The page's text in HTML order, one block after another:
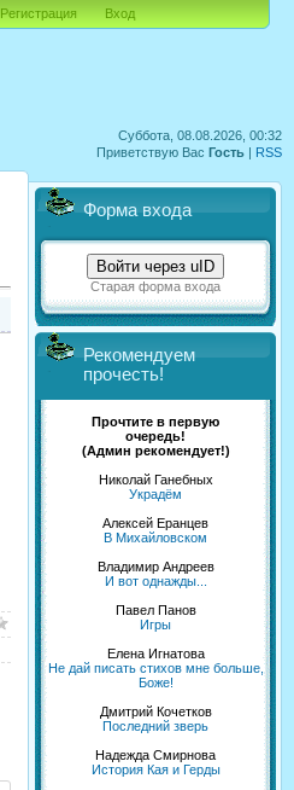
Суббота, 08.08.2026, 00:32
Приветствую Вас Гость | RSS
Регистрация Вход
Форма входа
Войти через uID
Старая форма входа
Рекомендуем
прочесть!
Прочтите в первую
очередь!
(Админ рекомендует!)
Николай Ганебных
Украдём
Алексей Еранцев
В Михайловском
Владимир Андреев
И вот однажды...
Павел Панов
Игры
Елена Игнатова
Не дай писать стихов мне больше,
Боже!
Дмитрий Кочетков
Последний зверь
Надежда Смирнова
История Кая и Герды